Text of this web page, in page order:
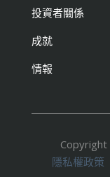
投資者關係
成就
情報
Copyright
隱私權政策